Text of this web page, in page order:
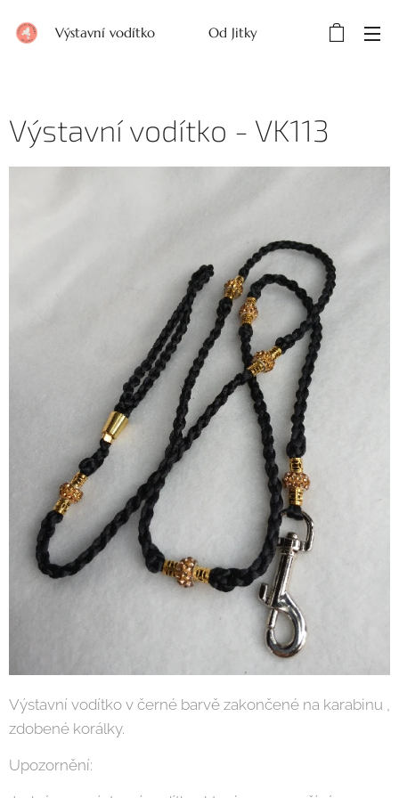
Výstavní vodítko Od Jitky
Výstavní vodítko - VK113
Výstavní vodítko v černé barvě zakončené na karabinu ,
zdobené korálky.
Upozornění: